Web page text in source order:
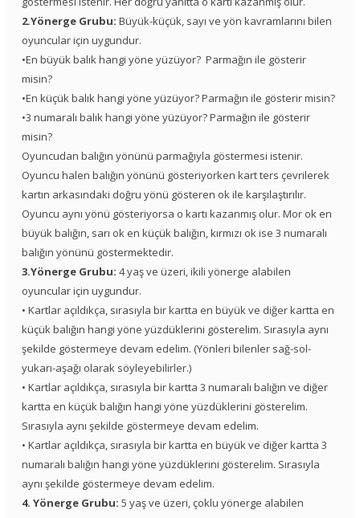
2.Yönerge Grubu: Büyük-küçük, sayı ve yön kavramlarını bilen
oyuncular için uygundur.
•En büyük balık hangi yöne yüzüyor? Parmağın ile gösterir
misin?
•En küçük balık hangi yöne yüzüyor? Parmağın ile gösterir misin?
•3 numaralı balık hangi yöne yüzüyor? Parmağın ile gösterir
misin?
Oyuncudan balığın yönünü parmağıyla göstermesi istenir.
Oyuncu halen balığın yönünü gösteriyorken kart ters çevrilerek
kartın arkasındaki doğru yönü gösteren ok ile karşılaştırılır.
Oyuncu aynı yönü gösteriyorsa o kartı kazanmış olur. Mor ok en
büyük balığın, sarı ok en küçük balığın, kırmızı ok ise 3 numaralı
balığın yönünü göstermektedir.
3.Yönerge Grubu: 4 yaş ve üzeri, ikili yönerge alabilen
oyuncular için uygundur.
• Kartlar açıldıkça, sırasıyla bir kartta en büyük ve diğer kartta en
küçük balığın hangi yöne yüzdüklerini gösterelim. Sırasıyla aynı
şekilde göstermeye devam edelim. (Yönleri bilenler sağ-sol-
yukarı-aşağı olarak söyleyebilirler.)
• Kartlar açıldıkça, sırasıyla bir kartta 3 numaralı balığın ve diğer
kartta en küçük balığın hangi yöne yüzdüklerini gösterelim.
Sırasıyla aynı şekilde göstermeye devam edelim.
• Kartlar açıldıkça, sırasıyla bir kartta en büyük ve diğer kartta 3
numaralı balığın hangi yöne yüzdüklerini gösterelim. Sırasıyla
aynı şekilde göstermeye devam edelim.
4. Yönerge Grubu: 5 yaş ve üzeri, çoklu yönerge alabilen